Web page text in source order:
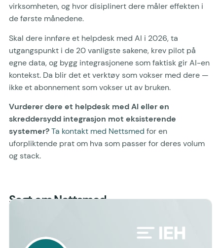
virksomheten, og hvor disiplinert dere måler effekten i
de første månedene.
Skal dere innføre et helpdesk med AI i 2026, ta
utgangspunkt i de 20 vanligste sakene, krev pilot på
egne data, og bygg integrasjonene som faktisk gir AI-en
kontekst. Da blir det et verktøy som vokser med dere —
ikke et abonnement som vokser ut av bruken.
Vurderer dere et helpdesk med AI eller en
skreddersydd integrasjon mot eksisterende
systemer?Ta kontakt med Nettsmed for en
uforpliktende prat om hva som passer for deres volum
og stack.
Sagt om Nettsmed